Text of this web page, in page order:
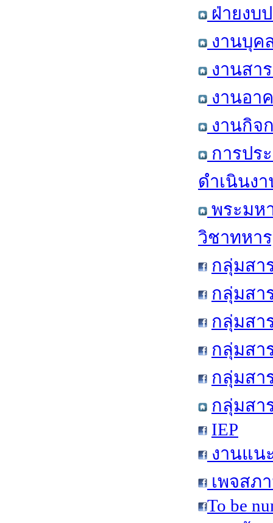
ฝ่ายงบ
งานบุค
งานสา
งานอา
งานกิจ
การปร
ดำเนินง
พระมห
วิชาทหา
กลุ่มสา
กลุ่มสา
กลุ่มสา
กลุ่มสา
กลุ่มสา
กลุ่มสา
IEP
งานแน
เพจสภ
To be